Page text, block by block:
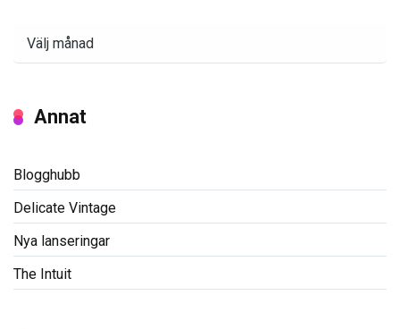
Annat
Blogghubb
Delicate Vintage
Nya lanseringar
The Intuit